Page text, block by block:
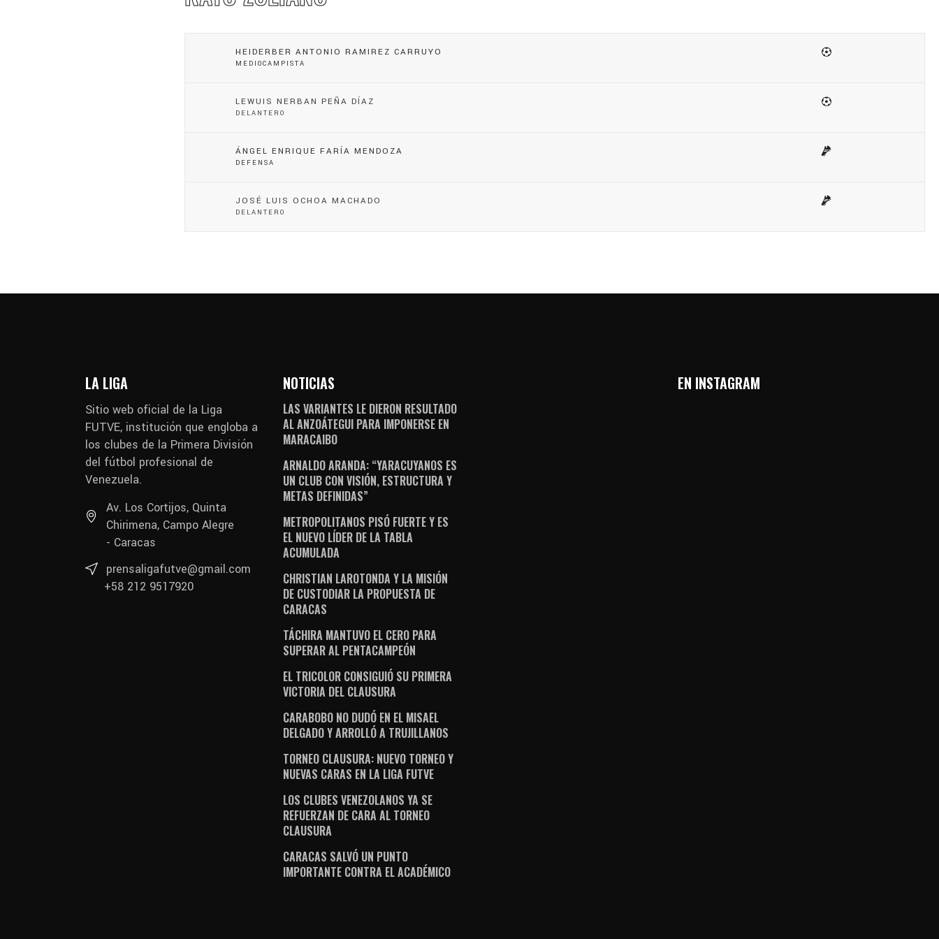
HEIDERBER ANTONIO RAMIREZ CARRUYO
MEDIOCAMPISTA
LEWUIS NERBAN PEÑA DÍAZ
DELANTERO
ÁNGEL ENRIQUE FARÍA MENDOZA
DEFENSA
JOSÉ LUIS OCHOA MACHADO
DELANTERO
LA LIGA
Sitio web oficial de la Liga
FUTVE, institución que engloba a
los clubes de la Primera División
del fútbol profesional de
Venezuela.
Av. Los Cortijos, Quinta
Chirimena, Campo Alegre
- Caracas
prensaligafutve@gmail.com
+58 212 9517920
NOTICIAS
LAS VARIANTES LE DIERON RESULTADO
AL ANZOÁTEGUI PARA IMPONERSE EN
MARACAIBO
ARNALDO ARANDA: “YARACUYANOS ES
UN CLUB CON VISIÓN, ESTRUCTURA Y
METAS DEFINIDAS”
METROPOLITANOS PISÓ FUERTE Y ES
EL NUEVO LÍDER DE LA TABLA
ACUMULADA
CHRISTIAN LAROTONDA Y LA MISIÓN
DE CUSTODIAR LA PROPUESTA DE
CARACAS
TÁCHIRA MANTUVO EL CERO PARA
SUPERAR AL PENTACAMPEÓN
EL TRICOLOR CONSIGUIÓ SU PRIMERA
VICTORIA DEL CLAUSURA
CARABOBO NO DUDÓ EN EL MISAEL
DELGADO Y ARROLLÓ A TRUJILLANOS
TORNEO CLAUSURA: NUEVO TORNEO Y
NUEVAS CARAS EN LA LIGA FUTVE
LOS CLUBES VENEZOLANOS YA SE
REFUERZAN DE CARA AL TORNEO
CLAUSURA
CARACAS SALVÓ UN PUNTO
IMPORTANTE CONTRA EL ACADÉMICO
EN INSTAGRAM